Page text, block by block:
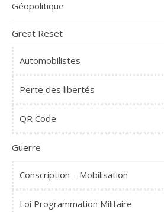
Géopolitique
Great Reset
Automobilistes
Perte des libertés
QR Code
Guerre
Conscription – Mobilisation
Loi Programmation Militaire